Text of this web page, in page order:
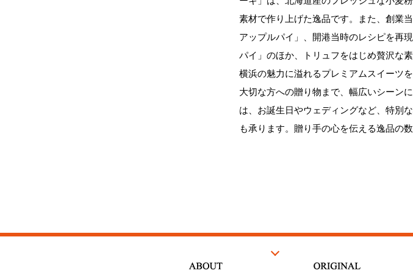
素材で作り上げた逸品です。また、創業
アップルパイ」、開港当時のレシピを再
パイ」のほか、トリュフをはじめ贅沢な
横浜の魅力に溢れるプレミアムスイーツ
大切な方への贈り物まで、幅広いシーン
は、お誕生日やウェディングなど、特別
も承ります。贈り手の心を伝える逸品の